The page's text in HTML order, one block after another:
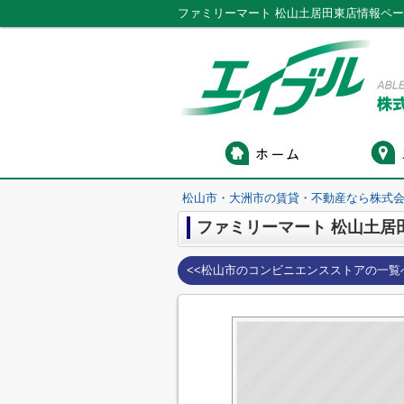
ファミリーマート 松山土居田東店情報ペ
松山市・大洲市の賃貸・不動産なら株式
ファミリーマート 松山土居
<<松山市のコンビニエンスストアの一覧